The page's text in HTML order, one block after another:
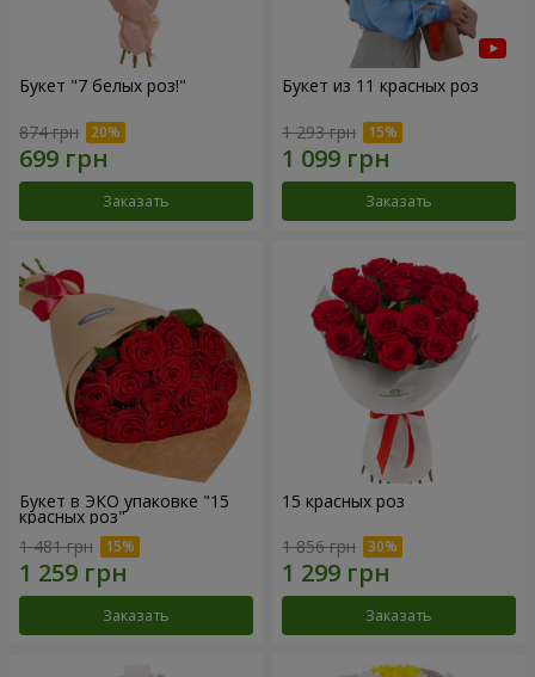
Букет "7 белых роз!"
874 грн
Заказать
Букет из 11 красных роз
1 293 грн
Заказать
Букет в ЭКО упаковке "15
красных роз"
1 481 грн
Заказать
15 красных роз
1 856 грн
Заказать